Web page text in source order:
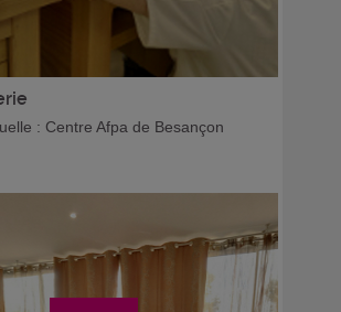
: Centre Afpa de Besançon